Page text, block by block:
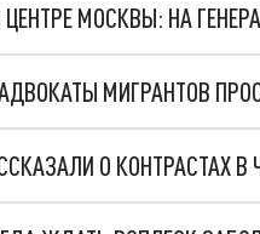
МОСКВЫ: НА
О КОНТРАСТАХ В